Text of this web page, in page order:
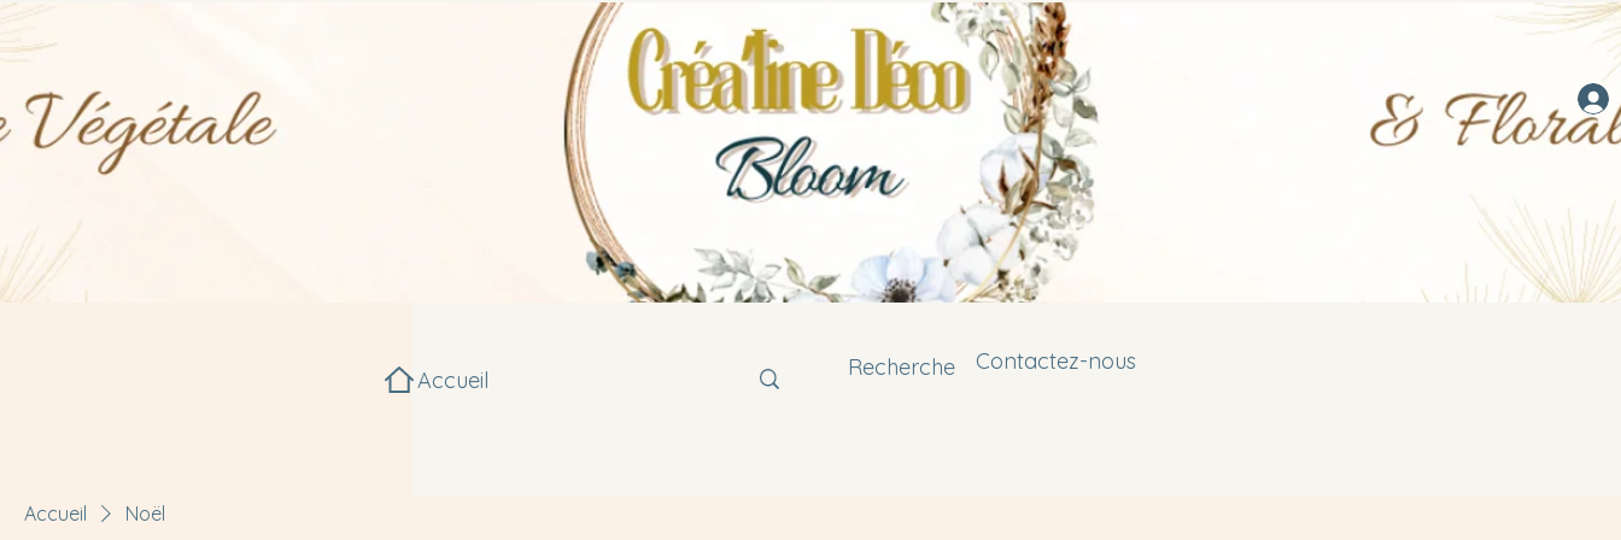
Accueil
Contactez-nous
Accueil Noël